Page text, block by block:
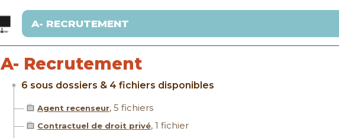
A- Recrutement
6 sous dossiers & 4 fichiers disponibles
Agent recenseur, 5 fichiers
Contractuel de droit privé, 1 fichier